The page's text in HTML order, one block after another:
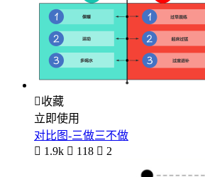
收藏
立即使用
对比图-三做三不做
 1.9k  118  2